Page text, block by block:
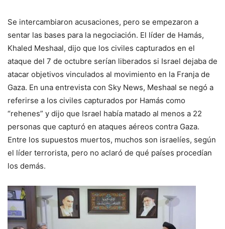
Se intercambiaron acusaciones, pero se empezaron a
sentar las bases para la negociación. El líder de Hamás,
Khaled Meshaal, dijo que los civiles capturados en el
ataque del 7 de octubre serían liberados si Israel dejaba de
atacar objetivos vinculados al movimiento en la Franja de
Gaza. En una entrevista con Sky News, Meshaal se negó a
referirse a los civiles capturados por Hamás como
“rehenes” y dijo que Israel había matado al menos a 22
personas que capturó en ataques aéreos contra Gaza.
Entre los supuestos muertos, muchos son israelíes, según
el líder terrorista, pero no aclaró de qué países procedían
los demás.